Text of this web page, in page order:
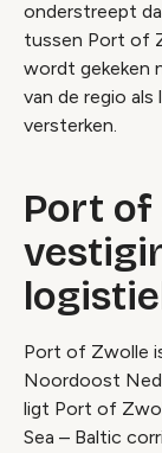
onderstreept
tussen Port of
wordt gekeken
van de regio
versterken.
Port of
Port of Zwolle
Noordoost
ligt Port of
Sea – Baltic